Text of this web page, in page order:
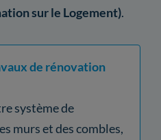
sur le Logement).
de rénovation
système de
murs et des combles,